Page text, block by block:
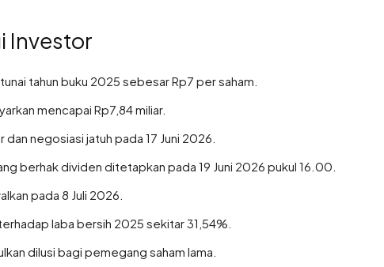
Investor
tahun buku 2025 sebesar Rp7 per saham.
mencapai Rp7,84 miliar.
negosiasi jatuh pada 17 Juni 2026.
berhak dividen ditetapkan pada 19 Juni 2026 pukul 16.00.
pada 8 Juli 2026.
laba bersih 2025 sekitar 31,54%.
dilusi bagi pemegang saham lama.